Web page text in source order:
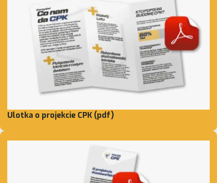
Ulotka o projekcie CPK (pdf)